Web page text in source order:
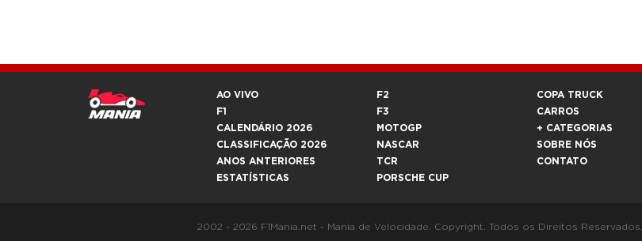
AO VIVO
F1
CALENDÁRIO 2026
CLASSIFICAÇÃO 2026
ANOS ANTERIORES
ESTATÍSTICAS
F2
F3
MOTOGP
NASCAR
TCR
PORSCHE CUP
COPA TRUCK
CARROS
+ CATEGORIAS
SOBRE NÓS
CONTATO
2002 - 2026 F1Mania.net - Mania de Velocidade. Copyright. Todos os Direitos Reservados.